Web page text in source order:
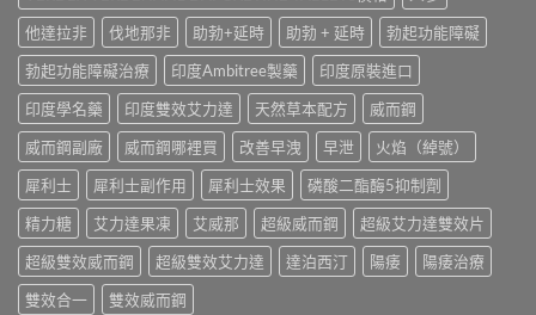
指
南〉
中
正
確
用
法
與
香
港
購
指
南〉
中
Climax
印
度
神
油
實
測
比
較〉
他達拉非
伐地那非 助勃+延時 助勃 + 延時
勃起功能障礙
勃起功能障礙治療
印度Ambitree製藥
印度原裝進口
印度學名藥
印度雙效艾力達 天然草本配方
威而鋼
威而鋼副廠
威而鋼哪裡買 改善早洩 早泄
火焰（綽號）
犀利士
犀利士副作用 犀利士效果
磷酸二酯酶5抑制劑
精力糖
艾力達果凍 艾威那 超級威而鋼
超級艾力達雙效片
超級雙效威而鋼
超級雙效艾力達 達泊西汀 陽痿
陽痿治療
雙效合一
雙效威而鋼